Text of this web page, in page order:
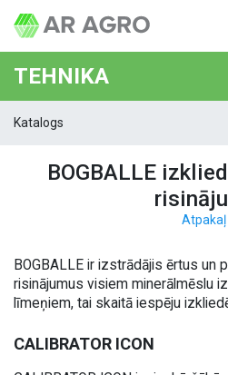
TEHNIKA
Katalogs
BOGBALLE
Atpakaļ
BOGBALLE ir izstrādājis ērtus un
risinājumus visiem minerālmēslu
līmeņiem, tai skaitā iespēju
CALIBRATOR ICON